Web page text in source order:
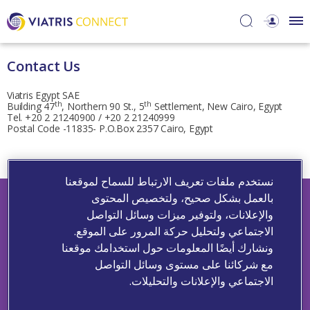
Contact Us
Viatris Egypt SAE
Building 47th, Northern 90 St., 5th Settlement, New Cairo, Egypt
Tel. +20 2 21240900 / +20 2 21240999
Postal Code -11835- P.O.Box 2357 Cairo, Egypt
نستخدم ملفات تعريف الارتباط للسماح لموقعنا
بالعمل بشكل صحيح، ولتخصيص المحتوى
والإعلانات، ولتوفير ميزات وسائل التواصل
الاجتماعي ولتحليل حركة المرور على الموقع.
ونشارك أيضًا المعلومات حول استخدامك موقعنا
مع شركائنا على مستوى وسائل التواصل
الاجتماعي والإعلانات والتحليلات.